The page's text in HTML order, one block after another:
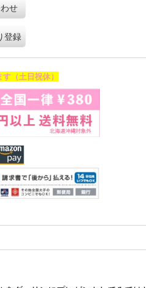
せ
登録
（土日祝休）